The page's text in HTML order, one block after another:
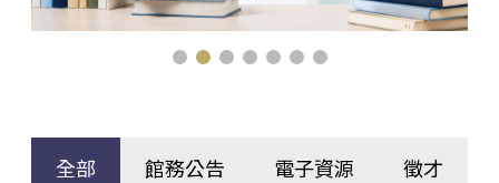
全部 館務公告 電子資源 徵才